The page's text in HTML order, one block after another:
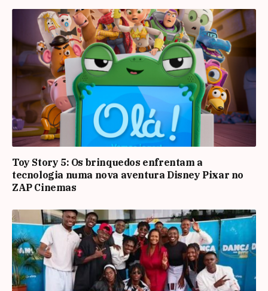
Toy Story 5: Os brinquedos enfrentam a
tecnologia numa nova aventura Disney Pixar no
ZAP Cinemas